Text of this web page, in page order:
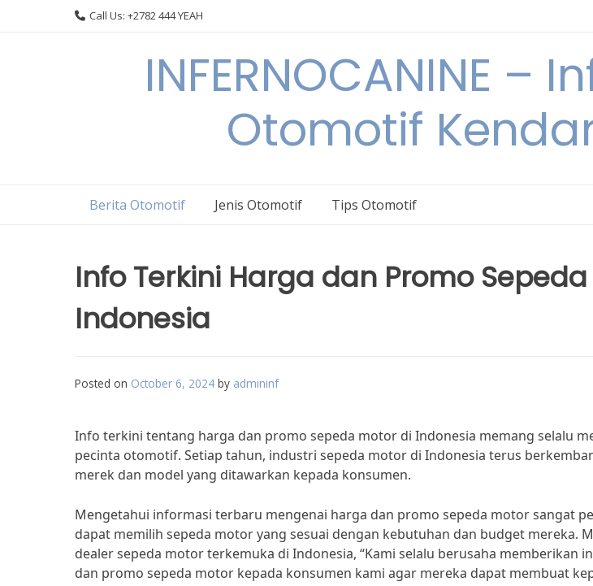
Call Us: +2782 444 YEAH
INFERNOCANINE –
Otomotif
Berita Otomotif Jenis Otomotif Tips Otomotif
Info Terkini Harga dan Promo
Indonesia
Posted on October 6, 2024 by admininf
Info terkini tentang harga dan promo sepeda motor di Indonesia memang selalu
pecinta otomotif. Setiap tahun, industri sepeda motor di Indonesia terus
merek dan model yang ditawarkan kepada konsumen.
Mengetahui informasi terbaru mengenai harga dan promo sepeda motor sangat
dapat memilih sepeda motor yang sesuai dengan kebutuhan dan budget mereka.
dealer sepeda motor terkemuka di Indonesia, “Kami selalu berusaha memberikan
dan promo sepeda motor kepada konsumen kami agar mereka dapat membuat